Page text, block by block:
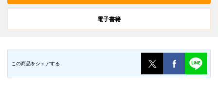
電子書籍
この商品をシェアする